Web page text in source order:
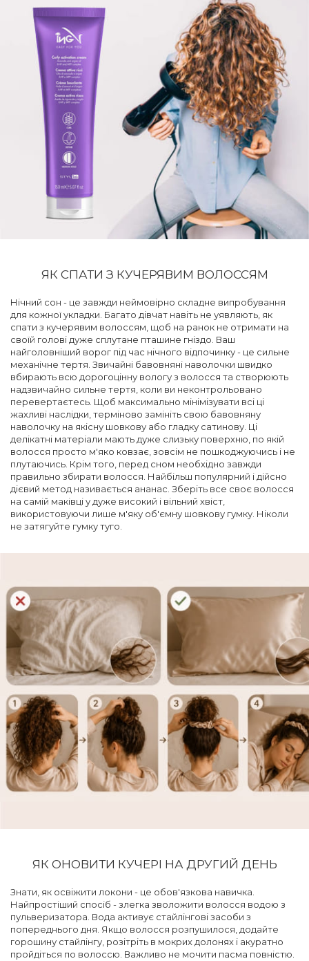
ЯК СПАТИ З КУЧЕРЯВИМ ВОЛОССЯМ
Нічний сон - це завжди неймовірно складне випробування
для кожної укладки. Багато дівчат навіть не уявляють, як
спати з кучерявим волоссям, щоб на ранок не отримати на
своїй голові дуже сплутане пташине гніздо. Ваш
найголовніший ворог під час нічного відпочинку - це сильне
механічне тертя. Звичайні бавовняні наволочки швидко
вбирають всю дорогоцінну вологу з волосся та створюють
надзвичайно сильне тертя, коли ви неконтрольовано
перевертаєтесь. Щоб максимально мінімізувати всі ці
жахливі наслідки, терміново замініть свою бавовняну
наволочку на якісну шовкову або гладку сатинову. Ці
делікатні матеріали мають дуже слизьку поверхню, по якій
волосся просто м'яко ковзає, зовсім не пошкоджуючись і не
плутаючись. Крім того, перед сном необхідно завжди
правильно збирати волосся. Найбільш популярний і дійсно
дієвий метод називається ананас. Зберіть все своє волосся
на самій маківці у дуже високий і вільний хвіст,
використовуючи лише м'яку об'ємну шовкову гумку. Ніколи
не затягуйте гумку туго.
ЯК ОНОВИТИ КУЧЕРІ НА ДРУГИЙ ДЕНЬ
Знати, як освіжити локони - це обов'язкова навичка.
Найпростіший спосіб - злегка зволожити волосся водою з
пульверизатора. Вода активує стайлінгові засоби з
попереднього дня. Якщо волосся розпушилося, додайте
горошину стайлінгу, розітріть в мокрих долонях і акуратно
пройдіться по волоссю. Важливо не мочити пасма повністю.